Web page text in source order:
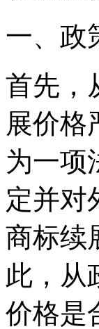
一、政
首先，
展价格
为一项
定并对
商标续
此，从
价格是